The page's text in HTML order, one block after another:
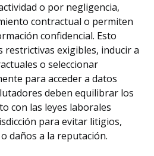
o por negligencia,
contractual o permiten
confidencial. Esto
restrictivas exigibles, inducir a
o seleccionar
para acceder a datos
deben equilibrar los
con las leyes laborales
para evitar litigios,
daños a la reputación.